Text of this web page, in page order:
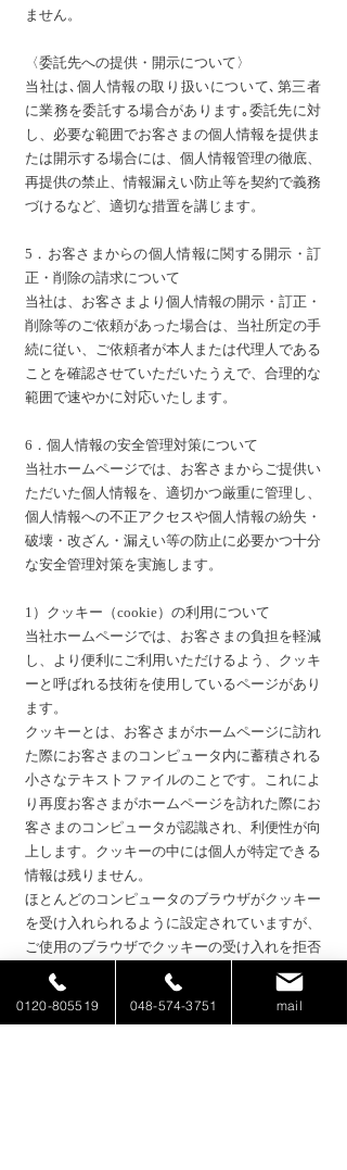
ません。
〈委託先への提供・開示について〉
当社は､個人情報の取り扱いについて､第三者
に業務を委託する場合があります｡委託先に対
し、必要な範囲でお客さまの個人情報を提供ま
たは開示する場合には、個人情報管理の徹底、
再提供の禁止、情報漏えい防止等を契約で義務
づけるなど、適切な措置を講じます。
5．お客さまからの個人情報に関する開示・訂
正・削除の請求について
当社は、お客さまより個人情報の開示・訂正・
削除等のご依頼があった場合は、当社所定の手
続に従い、ご依頼者が本人または代理人である
ことを確認させていただいたうえで、合理的な
範囲で速やかに対応いたします。
6．個人情報の安全管理対策について
当社ホームページでは、お客さまからご提供い
ただいた個人情報を、適切かつ厳重に管理し、
個人情報への不正アクセスや個人情報の紛失・
破壊・改ざん・漏えい等の防止に必要かつ十分
な安全管理対策を実施します。
1）クッキー（cookie）の利用について
当社ホームページでは、お客さまの負担を軽減
し、より便利にご利用いただけるよう、クッキ
ーと呼ばれる技術を使用しているページがあり
ます。
クッキーとは、お客さまがホームページに訪れ
た際にお客さまのコンピュータ内に蓄積される
小さなテキストファイルのことです。これによ
り再度お客さまがホームページを訪れた際にお
客さまのコンピュータが認識され、利便性が向
上します。クッキーの中には個人が特定できる
情報は残りません。
ほとんどのコンピュータのブラウザがクッキー
を受け入れられるように設定されていますが、
ご使用のブラウザでクッキーの受け入れを拒否
する設定をすることも可能です。但し、その結
果、ホームページの一部の機能が正常に作動し
0120-805519 048-574-3751 mail